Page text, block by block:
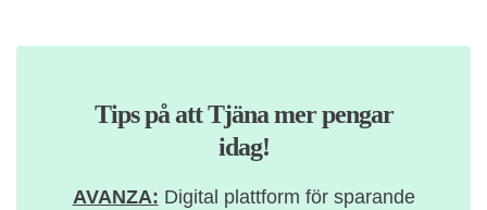
Tips på att Tjäna mer pengar
idag!
AVANZA: Digital plattform för sparande